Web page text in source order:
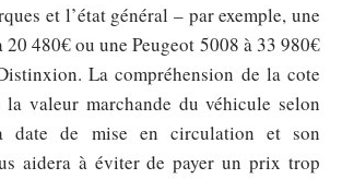
et l’état général – par exemple, une
480€ ou une Peugeot 5008 à 33 980€
La compréhension de la cote
valeur marchande du véhicule selon
date de mise en circulation et son
aidera à éviter de payer un prix trop